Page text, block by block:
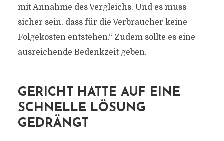
mit Annahme des Vergleichs. Und es muss
sicher sein, dass für die Verbraucher keine
Folgekosten entstehen.“ Zudem sollte es eine
ausreichende Bedenkzeit geben.
GERICHT HATTE AUF EINE
SCHNELLE LÖSUNG
GEDRÄNGT